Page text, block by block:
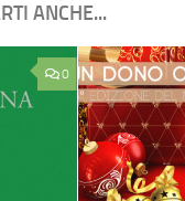
ANCHE...
0